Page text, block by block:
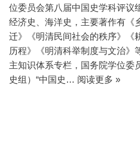
位委员会第八届中国史学科评议
经济史、海洋史，主要著作有《
迁》《明清民间社会的秩序》《
历程》《明清科举制度与文治》
主知识体系专栏，国务院学位委
史组）“中国史… 阅读更多 »